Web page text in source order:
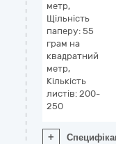
метр,
Щільність
паперу: 55
грам на
квадратний
метр,
Кількість
листів: 200-
250
+